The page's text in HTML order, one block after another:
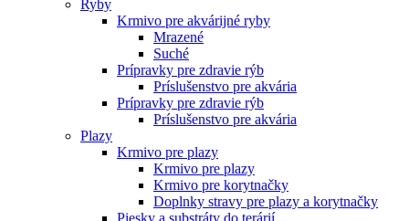
Ryby
Krmivo pre akvárijné ryby
Mrazené
Suché
Prípravky pre zdravie rýb
Príslušenstvo pre akvária
Prípravky pre zdravie rýb
Príslušenstvo pre akvária
Plazy
Krmivo pre plazy
Krmivo pre plazy
Krmivo pre korytnačky
Doplnky stravy pre plazy a korytnačky
Piesky a substráty do terárií